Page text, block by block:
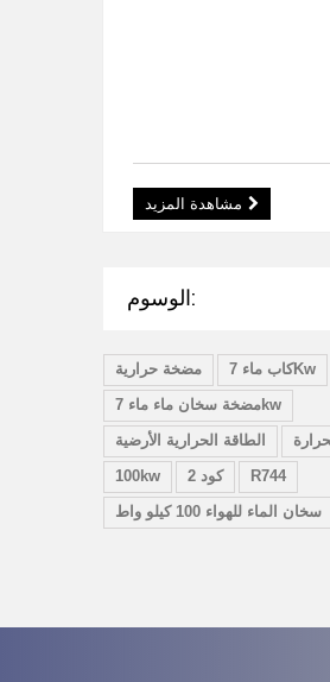
مشاهدة المزيد
الوسوم:
مضخة حرارية
كاب ماء 7Kw
مضخة سخان ماء ماء 7kw
الطاقة الحرارية الأرضية
100kw
كود 2
R744
سخان الماء للهواء 100 كيلو واط